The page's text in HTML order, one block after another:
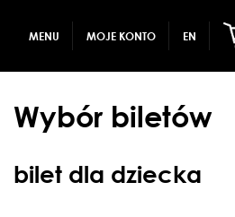
MENU MOJE KONTO EN
DLA DZIECI
ZALOGUJ
Wybór biletów
bilet dla dziecka